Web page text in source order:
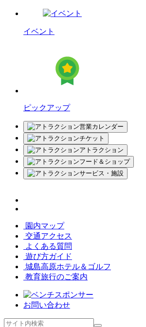
イベント
ピックアップ
営業カレンダー
チケット
アトラクション
フード＆ショップ
サービス・施設
園内マップ
交通アクセス
よくある質問
遊び方ガイド
城島高原ホテル＆ゴルフ
教育旅行のご案内
お問い合わせ